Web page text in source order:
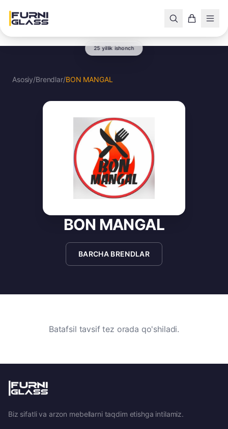
25 yillik ishonch
Asosiy/Brendlar/BON MANGAL
BON MANGAL
BARCHA BRENDLAR
Batafsil tavsif tez orada qo'shiladi.
Biz sifatli va arzon mebellarni taqdim etishga intilamiz.